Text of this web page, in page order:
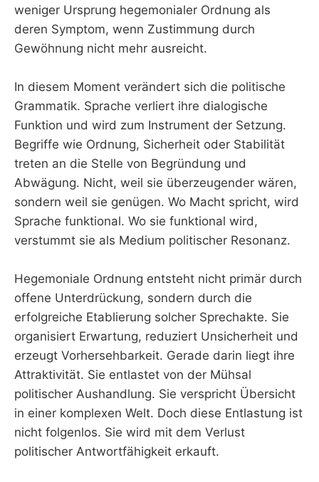
weniger Ursprung hegemonialer Ordnung als
deren Symptom, wenn Zustimmung durch
Gewöhnung nicht mehr ausreicht.
In diesem Moment verändert sich die politische
Grammatik. Sprache verliert ihre dialogische
Funktion und wird zum Instrument der Setzung.
Begriffe wie Ordnung, Sicherheit oder Stabilität
treten an die Stelle von Begründung und
Abwägung. Nicht, weil sie überzeugender wären,
sondern weil sie genügen. Wo Macht spricht, wird
Sprache funktional. Wo sie funktional wird,
verstummt sie als Medium politischer Resonanz.
Hegemoniale Ordnung entsteht nicht primär durch
offene Unterdrückung, sondern durch die
erfolgreiche Etablierung solcher Sprechakte. Sie
organisiert Erwartung, reduziert Unsicherheit und
erzeugt Vorhersehbarkeit. Gerade darin liegt ihre
Attraktivität. Sie entlastet von der Mühsal
politischer Aushandlung. Sie verspricht Übersicht
in einer komplexen Welt. Doch diese Entlastung ist
nicht folgenlos. Sie wird mit dem Verlust
politischer Antwortfähigkeit erkauft.